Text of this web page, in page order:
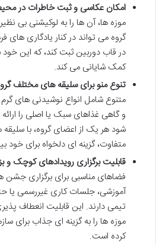
امکان عکاسی و ثبت خاطرات در
موزه ها، آن ها را به لوکیشنی بی
گروه می تواند در کنار یادگاری های
در قاب دوربین ثبت کند، که این
کمک شایانی می کند.
تنوع منو برای سلیقه های مختلف
متنوع شامل انواع نوشیدنی های
و گاهی غذاهای سبک یا اصلی را
شود هر یک از اعضای گروه، با
متفاوت، گزینه ای دلخواه برای خود
قابلیت برگزاری رویدادهای کوچک و
فضاهای مناسبی برای برگزاری جشن
آموزشی، جلسات کاری غیررسمی یا
تیمی دارند. این قابلیت انعطاف
موزه ها را به گزینه ای جذاب برای
کرده است.